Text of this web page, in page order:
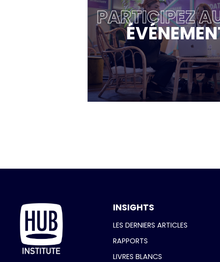
PARTICIPEZ
INSIGHTS
LES DERNIERS ARTICLES
RAPPORTS
LIVRES BLANCS